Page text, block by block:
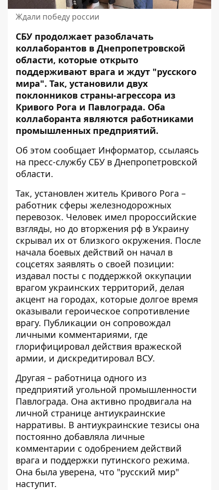
Ждали победу россии
СБУ продолжает разоблачать
коллаборантов в Днепропетровской
области, которые открыто
поддерживают врага и ждут "русского
мира". Так, установили двух
поклонников страны-агрессора из
Кривого Рога и Павлограда. Оба
коллаборанта являются работниками
промышленных предприятий.
Об этом сообщает Информатор, ссылаясь
на пресс-службу СБУ в Днепропетровской
области.
Так, установлен житель Кривого Рога –
работник сферы железнодорожных
перевозок. Человек имел пророссийские
взгляды, но до вторжения рф в Украину
скрывал их от близкого окружения. После
начала боевых действий он начал в
соцсетях заявлять о своей позиции:
издавал посты с поддержкой оккупации
врагом украинских территорий, делая
акцент на городах, которые долгое время
оказывали героическое сопротивление
врагу. Публикации он сопровождал
личными комментариями, где
глорифицировал действия вражеской
армии, и дискредитировал ВСУ.
Другая – работница одного из
предприятий угольной промышленности
Павлограда. Она активно продвигала на
личной странице антиукраинские
нарративы. В антиукраинские тезисы она
постоянно добавляла личные
комментарии с одобрением действий
врага и поддержки путинского режима.
Она была уверена, что "русский мир"
наступит.